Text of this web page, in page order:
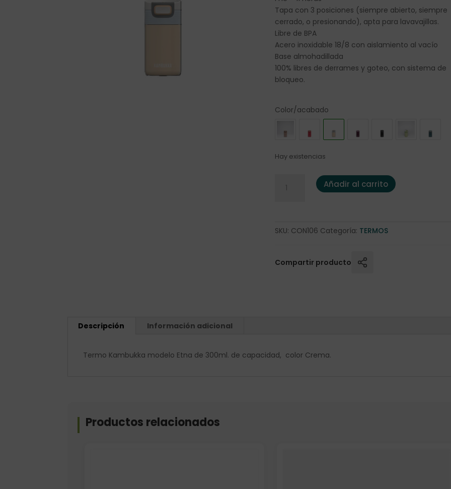
Tapa con 3 posiciones (siempre abierto, siempre
cerrado, o presionando), apta para lavavajillas.
Libre de BPA
Acero inoxidable 18/8 con aislamiento al vacío
Base almohadillada
100% libres de derrames y goteo, con sistema de
bloqueo.
Color/acabado
Hay existencias
Termo Kambukka Etna 300ml. Iced Latte cantidad
Añadir al carrito
SKU: CON106 Categoría: TERMOS
Compartir producto
Descripción Información adicional
Termo Kambukka modelo Etna de 300ml. de capacidad, color Crema.
Productos relacionados